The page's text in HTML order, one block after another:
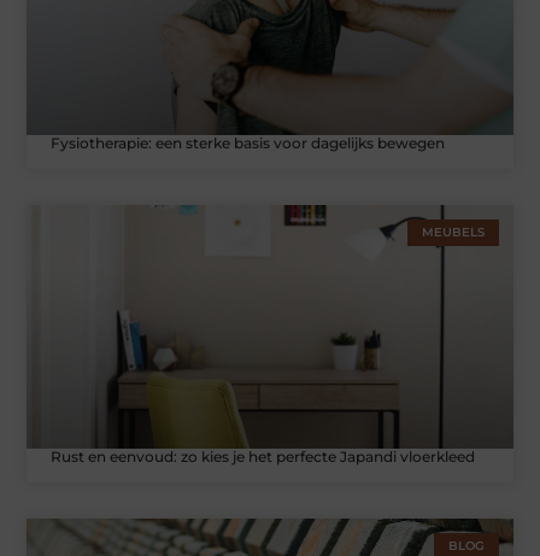
Fysiotherapie: een sterke basis voor dagelijks bewegen
MEUBELS
Rust en eenvoud: zo kies je het perfecte Japandi vloerkleed
BLOG